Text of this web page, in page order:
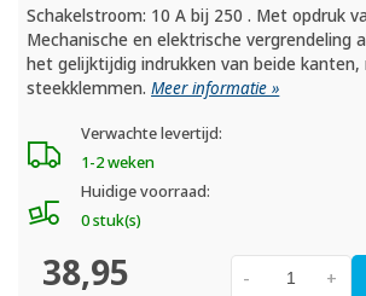
Schakelstroom: 10 A bij 250 . Met opdruk
Mechanische en elektrische vergrendeling
het gelijktijdig indrukken van beide
steekklemmen.Meer informatie »
Verwachte levertijd:
1-2 weken
Huidige voorraad:
0 stuk(s)
38,95 +
-